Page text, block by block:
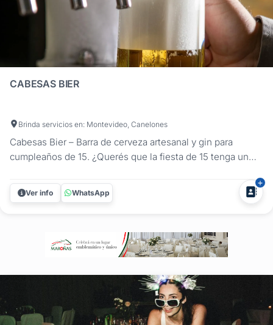
CABESAS BIER
Brinda servicios en: Montevideo, Canelones
Cabesas Bier – Barra de cerveza artesanal y gin para
cumpleaños de 15. ¿Querés que la fiesta de 15 tenga un
barra móvil original y con personalidad, ideal para el
brindis, la recepción o el after party. Nuestra barra móvil de
Ver info WhatsApp